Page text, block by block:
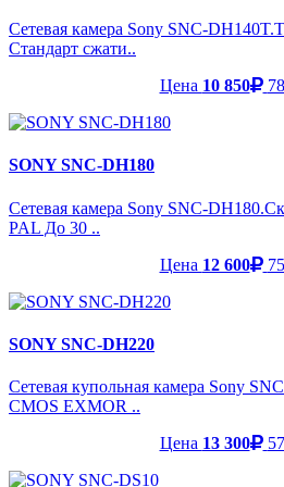
Сетевая камера Sony SNC-
Стандарт сжати..
Цена 10 850
SONY SNC-DH180
Сетевая камера Sony SNC-
PAL До 30 ..
Цена 12 600
SONY SNC-DH220
Сетевая купольная камера Sony
CMOS EXMOR ..
Цена 13 300